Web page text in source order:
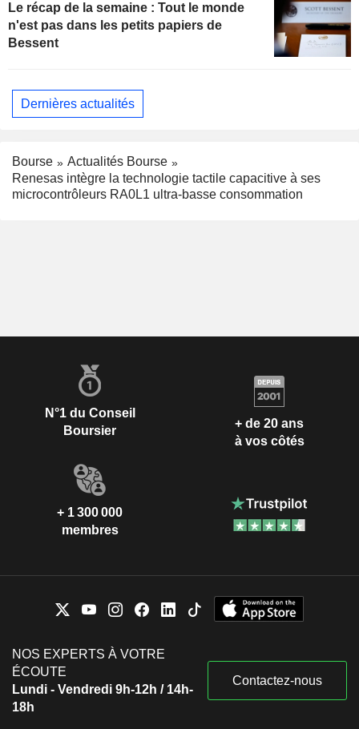
Le récap de la semaine : Tout le monde
n'est pas dans les petits papiers de
Bessent
Dernières actualités
Bourse
Actualités Bourse
Renesas intègre la technologie tactile capacitive à ses
microcontrôleurs RA0L1 ultra-basse consommation
N°1 du Conseil
Boursier
+ de 20 ans
à vos côtés
+ 1 300 000
membres
NOS EXPERTS À VOTRE
ÉCOUTE
Lundi - Vendredi 9h-12h / 14h-
18h
Contactez-nous